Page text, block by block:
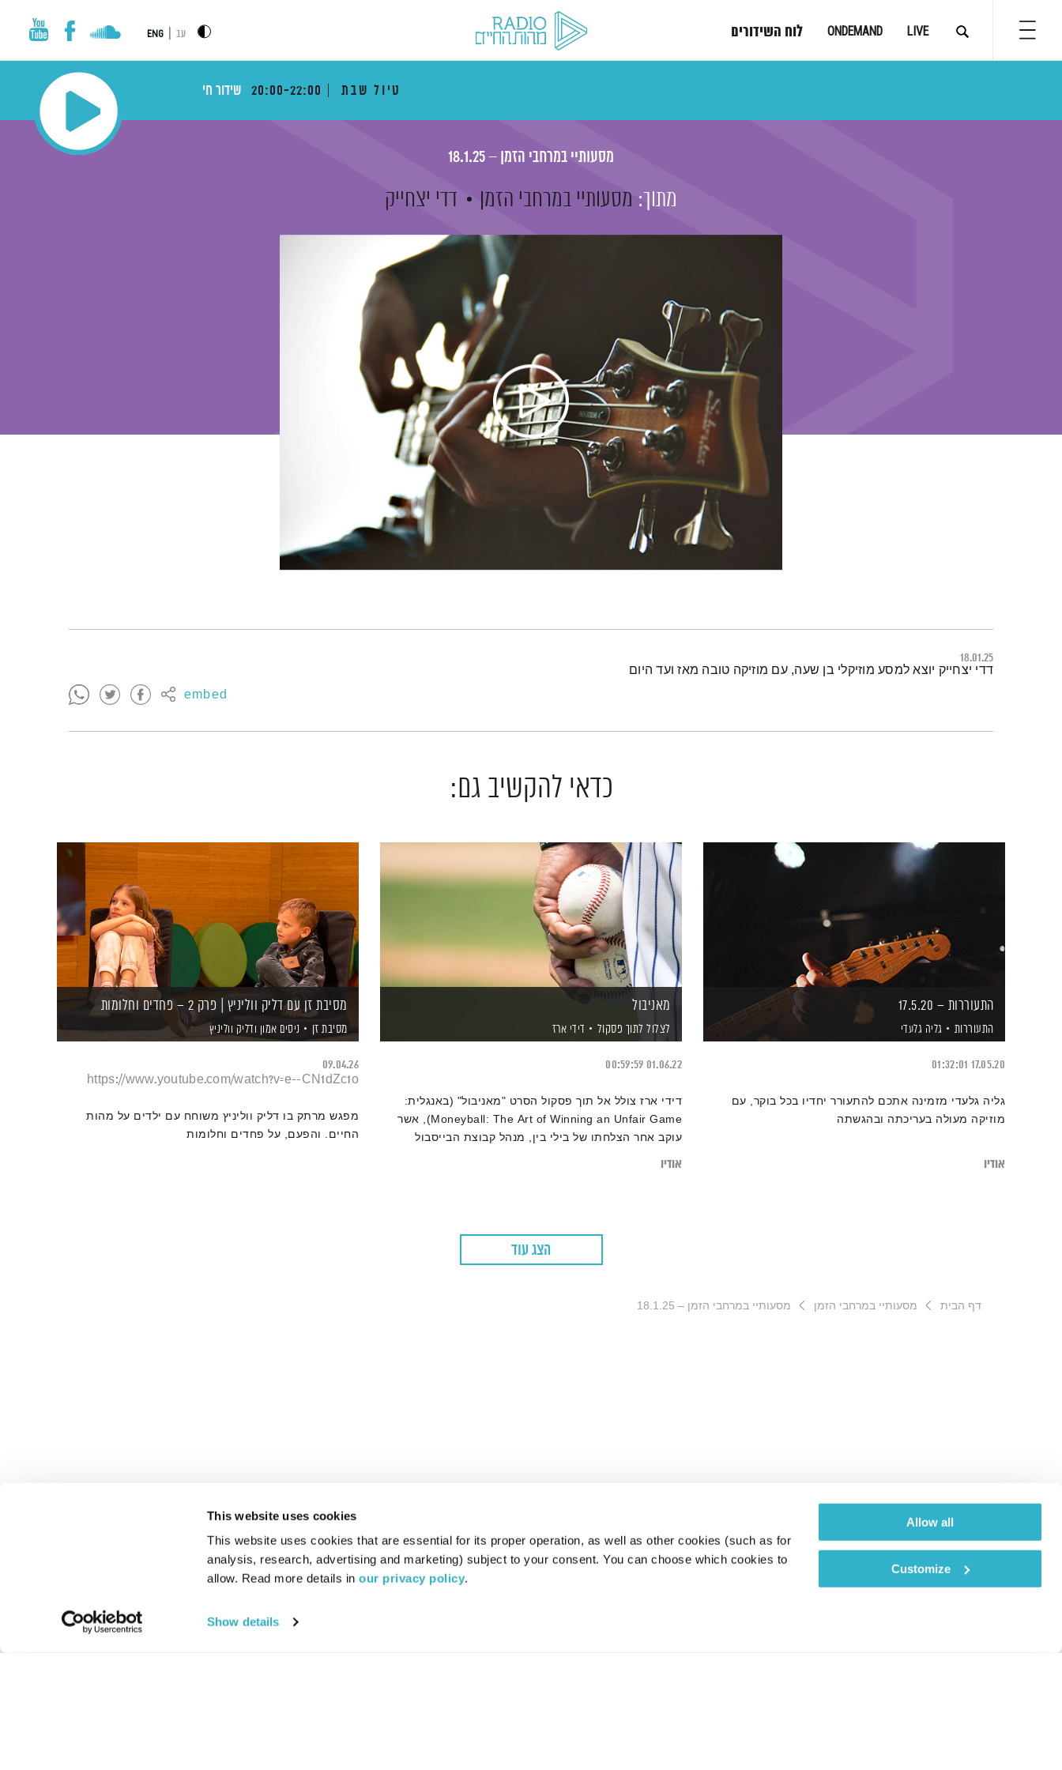
This website uses cookies
This website uses cookies that are essential for its proper operation, as well as other cookies (such as for
analysis, research, advertising and marketing) subject to your consent. You can choose which cookies to
allow. Read more details in our privacy policy.
Show details
Allow all
Customize
LIVE
ONDEMAND לוח השידורים עב ENG
טיול שבת 20:00-22:00 שידור חי
מסעותיי במרחבי הזמן – 18.1.25
מתוך: מסעותיי במרחבי הזמן דדי יצחייק
18.01.25
embed
תמצית הפודקאסט
דדי יצחייק יוצא למסע מוזיקלי בן שעה, עם מוזיקה טובה מאז ועד היום
כדאי להקשיב גם:
התעוררות – 17.5.20
התעוררות גליה גלעדי
17.05.20
01:32:01
גליה גלעדי מזמינה אתכם להתעורר יחדיו בכל בוקר, עם
מוזיקה מעולה בעריכתה ובהגשתה
אודיו
מאניבול
לצלול לתוך פסקול דידי ארז
01.06.22
00:59:59
דידי ארז צולל אל תוך פסקול הסרט "מאניבול" (באנגלית:
Moneyball: The Art of Winning an Unfair Game), אשר
עוקב אחר הצלחתו של בילי בין, מנהל קבוצת הבייסבול
אודיו
מסיבת זן עם דליק ווליניץ | פרק 2 – פחדים וחלומות
מסיבת זן ניסים אמון ודליק ווליניץ
09.04.26
https://www.youtube.com/watch?v=e--CN1dZc1o
מפגש מרתק בו דליק ווליניץ משוחח עם ילדים על מהות
החיים. והפעם, על פחדים וחלומות
הצג עוד
דף הבית מסעותיי במרחבי הזמן מסעותיי במרחבי הזמן – 18.1.25